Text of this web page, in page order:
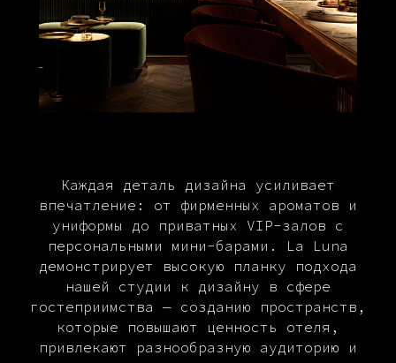
Каждая деталь дизайна усиливает
впечатление: от фирменных ароматов и
униформы до приватных VIP-залов с
персональными мини-барами. La Luna
демонстрирует высокую планку подхода
нашей студии к дизайну в сфере
гостеприимства — созданию пространств,
которые повышают ценность отеля,
привлекают разнообразную аудиторию и